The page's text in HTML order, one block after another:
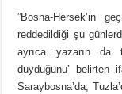
”Bosna-Hersek’in
reddedildiği şu
ayrıca yazarın da
duyduğunu’ belirten
Saraybosna’da,